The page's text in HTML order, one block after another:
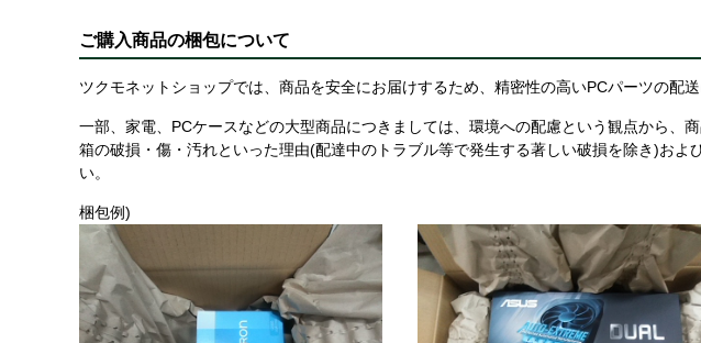
ご購入商品の梱包について
ツクモネットショップでは、商品を安全にお届けするため、精密性の高いPCパーツの配
一部、家電、PCケースなどの大型商品につきましては、環境への配慮という観点から
箱の破損・傷・汚れといった理由(配達中のトラブル等で発生する著しい破損を除き)お
い。
梱包例)